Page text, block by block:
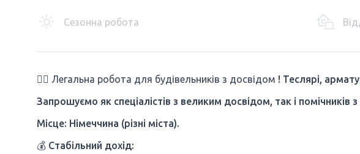
Сезонна робота
👷‍♂️ Легальна робота для будівельників з досвідом ! Теслярі,
Запрошуємо як спеціалістів з великим досвідом, так і
Місце: Німеччина (різні міста).
💰 Стабільний дохід: